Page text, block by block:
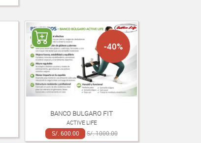
BANCO BULGARO FIT
ACTIVE LIFE
S/. 600.00 S/. 1000.00
-40%